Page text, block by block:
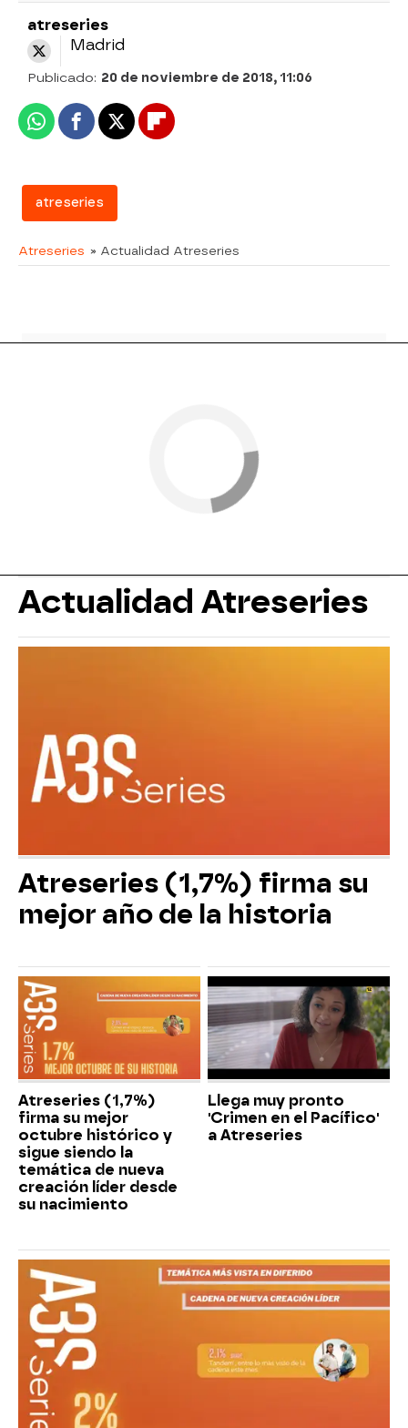
atreseries
Madrid
Publicado: 20 de noviembre de 2018, 11:06
WhatsappFacebook
X Flipboard
atreseries
Atreseries » Actualidad Atreseries
Actualidad Atreseries
Atreseries (1,7%) firma su
mejor año de la historia
Atreseries (1,7%)
firma su mejor
octubre histórico y
sigue siendo la
temática de nueva
creación líder desde
su nacimiento
Llega muy pronto
'Crimen en el Pacífico'
a Atreseries